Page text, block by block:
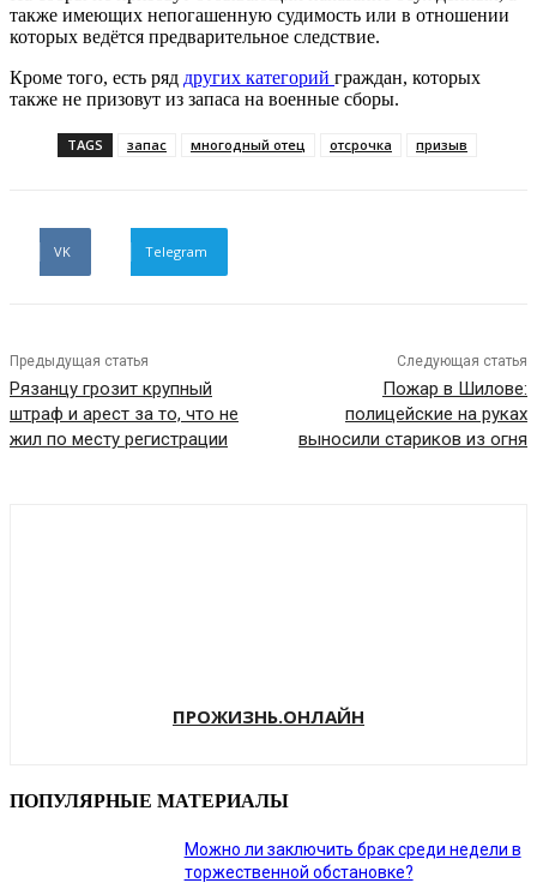
также имеющих непогашенную судимость или в отношении
которых ведётся предварительное следствие.
Кроме того, есть ряд других категорий граждан, которых
также не призовут из запаса на военные сборы.
TAGS запас многодный отец отсрочка призыв
VK Telegram
Предыдущая статья
Рязанцу грозит крупный
штраф и арест за то, что не
жил по месту регистрации
Следующая статья
Пожар в Шилове:
полицейские на руках
выносили стариков из огня
ПРОЖИЗНЬ.ОНЛАЙН
ПОПУЛЯРНЫЕ МАТЕРИАЛЫ
Можно ли заключить брак среди недели в
торжественной обстановке?